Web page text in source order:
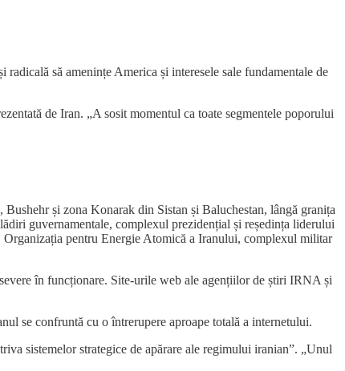
să amenințe America și interesele sale fundamentale de
de Iran. „A sosit momentul ca toate segmentele poporului
și zona Konarak din Sistan și Baluchestan, lângă granița
guvernamentale, complexul prezidențial și reședința liderului
pentru Energie Atomică a Iranului, complexul militar
în funcționare. Site-urile web ale agențiilor de știri IRNA și
se confruntă cu o întrerupere aproape totală a internetului.
sistemelor strategice de apărare ale regimului iranian”. „Unul